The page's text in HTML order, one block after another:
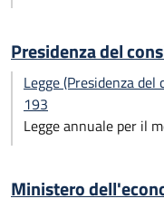
Presidenza del
Legge (Presidenza
193
Legge annuale per il
Ministero